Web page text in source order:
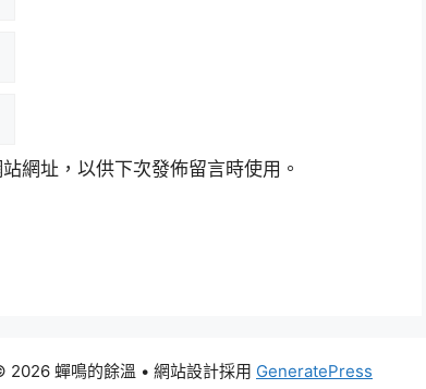
網址，以供下次發佈留言時使用。
2026 蟬鳴的餘溫 • 網站設計採用 GeneratePress